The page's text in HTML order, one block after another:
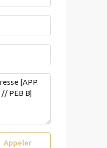
Appeler